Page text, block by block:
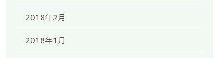
2018年2月
2018年1月